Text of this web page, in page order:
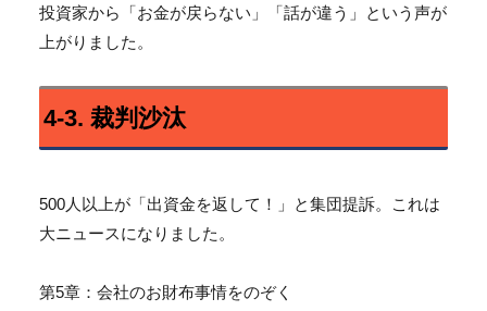
投資家から「お金が戻らない」「話が違う」
という声が
上がりました。
4-3. 裁判沙汰
500人以上が「出資金を返して！」と集団提訴。
これは
大ニュースになりました。
第5章：会社のお財布事情をのぞく